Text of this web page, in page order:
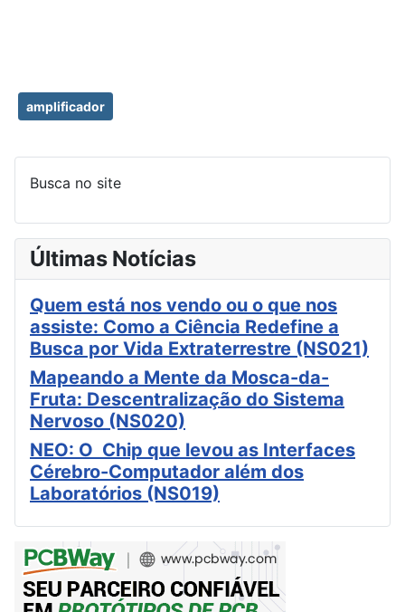
amplificador
Busca no site
Últimas Notícias
Quem está nos vendo ou o que nos
assiste: Como a Ciência Redefine a
Busca por Vida Extraterrestre (NS021)
Mapeando a Mente da Mosca-da-
Fruta: Descentralização do Sistema
Nervoso (NS020)
NEO: O Chip que levou as Interfaces
Cérebro-Computador além dos
Laboratórios (NS019)